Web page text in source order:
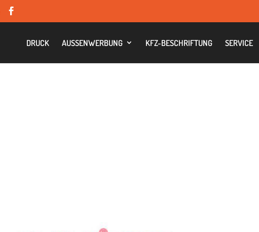
DRUCK AUS­SEN­WER­BUNG KFZ-BESCHRIF­TUNG SER­VICE